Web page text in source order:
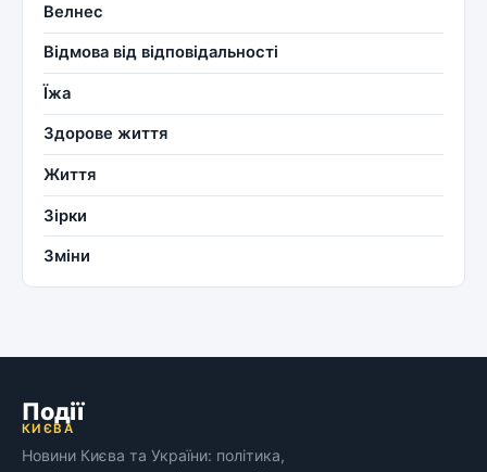
Велнес
Відмова від відповідальності
Їжа
Здорове життя
Життя
Зірки
Зміни
Події
КИЄВА
Новини Києва та України: політика,